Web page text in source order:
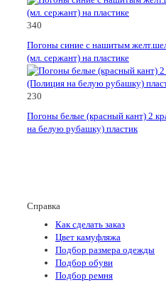
340
Погоны синие с нашитым
(мл. сержант) на пластике
230
Погоны белые (красный кант) 2
на белую рубашку) пластик
Справка
Как сделать заказ
Цвет камуфляжа
Подбор размера одежды
Подбор обуви
Подбор ремня